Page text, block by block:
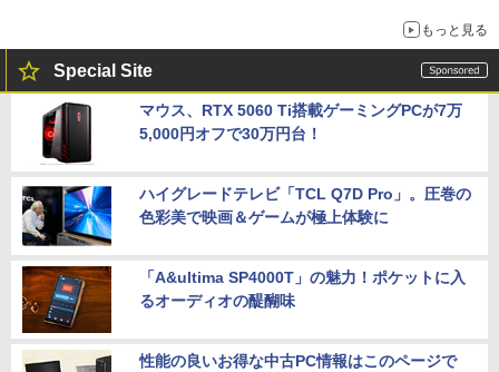
もっと見る
Special Site
マウス、RTX 5060 Ti搭載ゲーミングPCが7万
5,000円オフで30万円台！
ハイグレードテレビ「TCL Q7D Pro」。圧巻の
色彩美で映画＆ゲームが極上体験に
「A&ultima SP4000T」の魅力！ポケットに入
るオーディオの醍醐味
性能の良いお得な中古PC情報はこのページで